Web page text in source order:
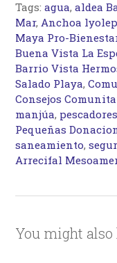
Tags:agua,aldea
Mar,Anchoa
Maya Pro-
Buena Vista La
Barrio Vista
Salado Playa,
Consejos
manjúa,
Pequeñas
saneamiento,
Arrecifal
You might also